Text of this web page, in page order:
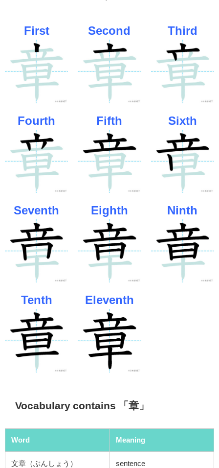
First Second Third
Fourth Fifth Sixth
Seventh Eighth Ninth
Tenth Eleventh
Vocabulary contains 「章」
Word Meaning
文章（ぶんしょう） sentence